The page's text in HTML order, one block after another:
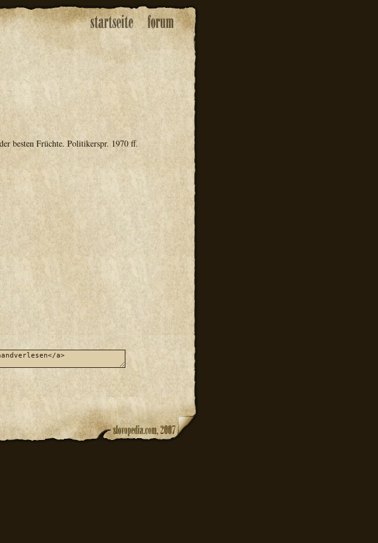
besten Früchte. Politikerspr. 1970 ff.